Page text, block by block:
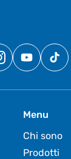
YouTubeTikTok
Menu
Chi sono
Prodotti